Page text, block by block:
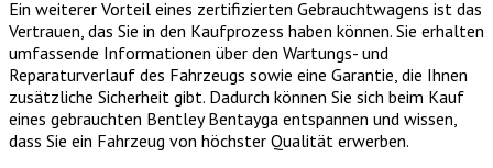
Ein weiterer Vorteil eines zertifizierten Gebrauchtwagens ist das
Vertrauen, das Sie in den Kaufprozess haben können. Sie erhalten
umfassende Informationen über den Wartungs- und
Reparaturverlauf des Fahrzeugs sowie eine Garantie, die Ihnen
zusätzliche Sicherheit gibt. Dadurch können Sie sich beim Kauf
eines gebrauchten Bentley Bentayga entspannen und wissen,
dass Sie ein Fahrzeug von höchster Qualität erwerben.